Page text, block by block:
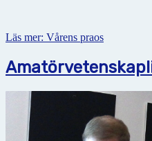
Läs mer: Vårens praos